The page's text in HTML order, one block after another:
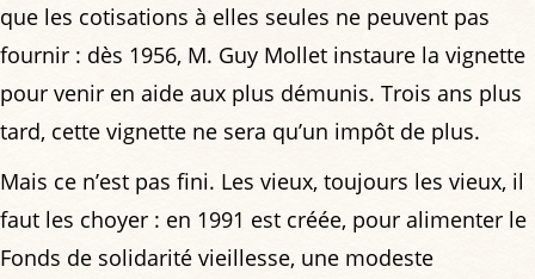
que les cotisations à elles seules ne peuvent pas
fournir : dès 1956, M. Guy Mollet instaure la vignette
pour venir en aide aux plus démunis. Trois ans plus
tard, cette vignette ne sera qu’un impôt de plus.
Mais ce n’est pas fini. Les vieux, toujours les vieux, il
faut les choyer : en 1991 est créée, pour alimenter le
Fonds de solidarité vieillesse, une modeste